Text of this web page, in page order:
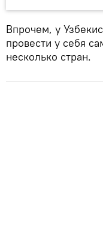
Впрочем, у
провести у себя
несколько стран.